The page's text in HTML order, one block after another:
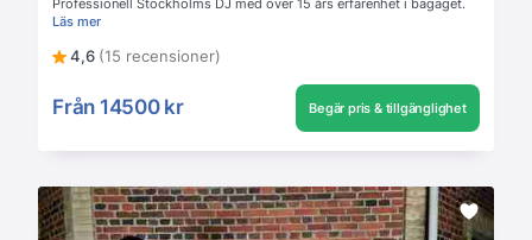
Läs mer
4,6 (15 recensioner)
Från 14500 kr Begär pris & tillgänglighet